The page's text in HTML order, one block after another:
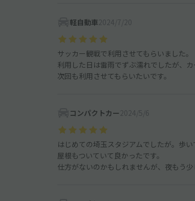
軽自動車2024/7/20
サッカー観戦で利用させてもらいました。
利用した日は雷雨でずぶ濡れでしたが、
次回も利用させてもらいたいです。
コンパクトカー 2024/5/6
はじめての埼玉スタジアムでしたが。歩
屋根もついていて良かったです。
仕方がないのかもしれませんが、夜もう